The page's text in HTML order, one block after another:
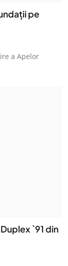
pe
a Apelor
`91 din